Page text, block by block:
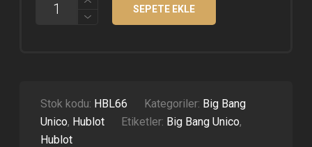
CLONE
ETA
ADET
SEPETE EKLE
Stok kodu: HBL66 Kategoriler: Big Bang
Unico, Hublot Etiketler: Big Bang Unico,
Hublot